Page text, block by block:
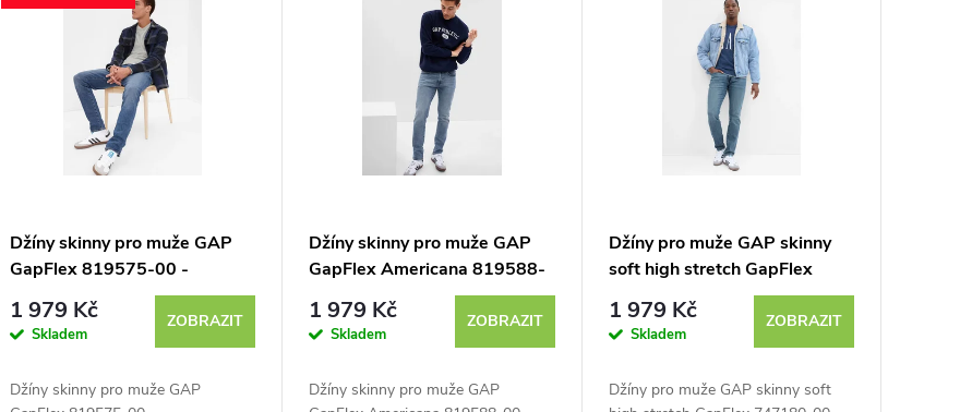
Džíny skinny pro muže GAP
GapFlex 819575-00 -
1 979 Kč
Skladem
ZOBRAZIT
Džíny skinny pro muže GAP
Džíny skinny pro muže GAP
GapFlex Americana 819588-
1 979 Kč
Skladem
ZOBRAZIT
Džíny skinny pro muže GAP
Džíny pro muže GAP skinny
soft high stretch GapFlex
747180-00
1 979 Kč
Skladem
ZOBRAZIT
Džíny pro muže GAP skinny soft